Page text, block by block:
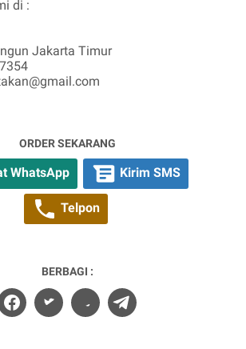
di :
Jakarta Timur
ORDER SEKARANG
WhatsApp Kirim SMS
Telpon
BERBAGI :